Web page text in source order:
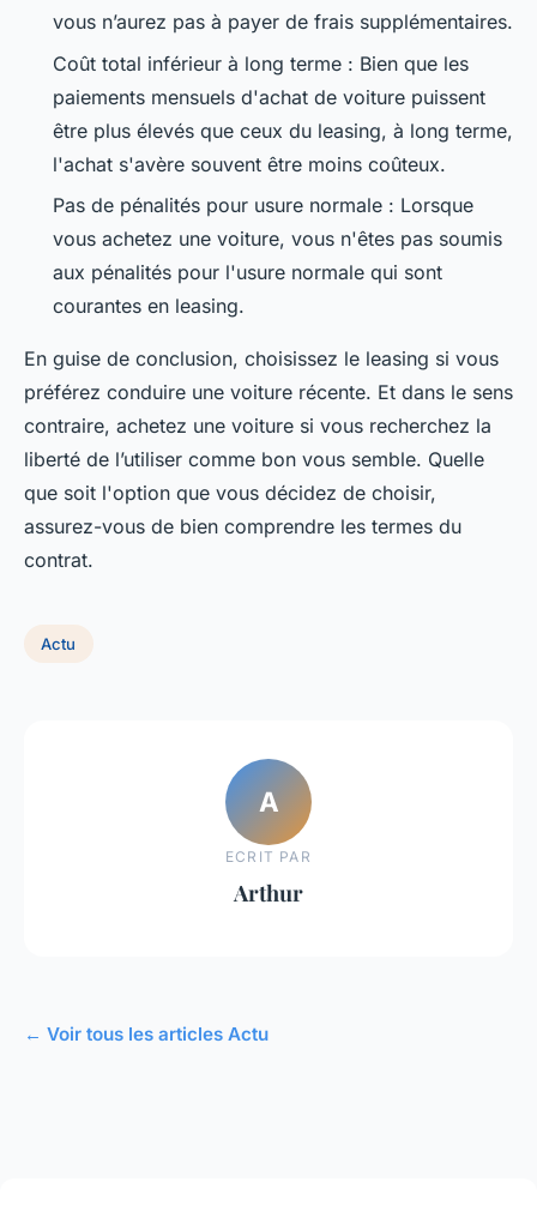
vous n’aurez pas à payer de frais supplémentaires.
Coût total inférieur à long terme : Bien que les
paiements mensuels d'achat de voiture puissent
être plus élevés que ceux du leasing, à long terme,
l'achat s'avère souvent être moins coûteux.
Pas de pénalités pour usure normale : Lorsque
vous achetez une voiture, vous n'êtes pas soumis
aux pénalités pour l'usure normale qui sont
courantes en leasing.
En guise de conclusion, choisissez le leasing si vous
préférez conduire une voiture récente. Et dans le sens
contraire, achetez une voiture si vous recherchez la
liberté de l’utiliser comme bon vous semble. Quelle
que soit l'option que vous décidez de choisir,
assurez-vous de bien comprendre les termes du
contrat.
Actu
A
ECRIT PAR
Arthur
← Voir tous les articles Actu